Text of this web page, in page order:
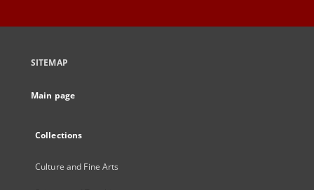
SITEMAP
Main page
Collections
Culture and Fine Arts